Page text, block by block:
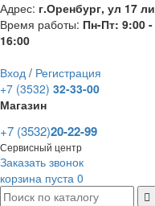
Адрес: г.Оренбург, ул 17
Время работы: Пн-Пт: 9:00
16:00
Вход / Регистрация
+7 (3532) 32-33-00
Магазин
+7 (3532)20-22-99
Сервисный центр
Заказать звонок
корзина пуста 0